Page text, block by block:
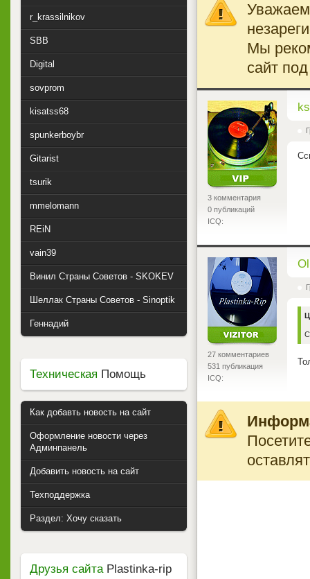
Мы
сайт
<
3 комментария
0 публикаций
ICQ:
27 комментариев
531 публикация
ICQ:
r_krassilnikov
SBB
Digital
sovprom
kisatss68
spunkerboybr
Gitarist
tsurik
mmelomann
REiN
vain39
Винил Страны Советов - SKOKEV
Шеллак Страны Советов - Sinoptik
Геннадий
Техническая Помощь
Как добавть новость на сайт
Оформление новости через
Админпанель
Добавить новость на сайт
Техподдержка
Раздел: Хочу сказать
Друзья сайтаPlastinka-rip